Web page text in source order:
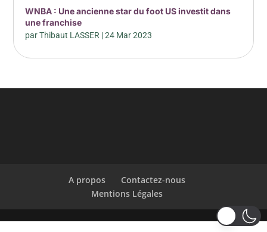
WNBA : Une ancienne star du foot US investit dans
une franchise
parThibaut LASSER |24 Mar 2023
A propos
Contactez-nous
Mentions Légales